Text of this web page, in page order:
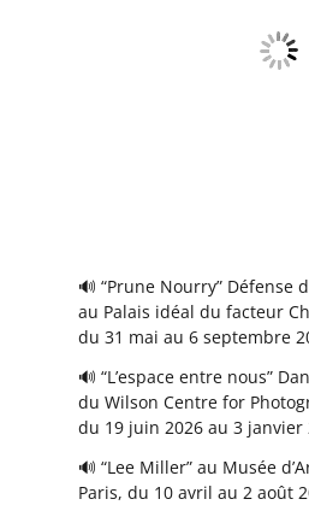
🔊 “Prune Nourry” Défense
au Palais idéal du facteur
du 31 mai au 6 septembre
🔊 “L’espace entre nous”
du Wilson Centre for
du 19 juin 2026 au 3 janvier
🔊 “Lee Miller” au Musée
Paris, du 10 avril au 2 août